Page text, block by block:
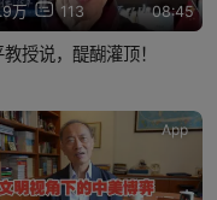
万 113 08:45
授说，醍醐灌顶！
App